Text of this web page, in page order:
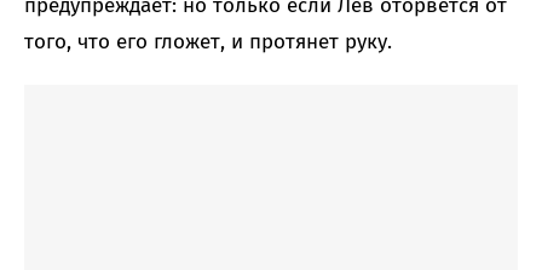
предупреждает: но только если Лев оторвется от
того, что его гложет, и протянет руку.